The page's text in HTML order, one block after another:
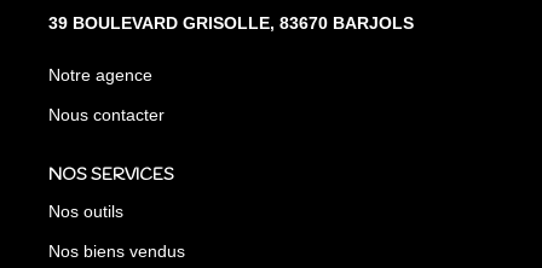
39 BOULEVARD GRISOLLE, 83670 BARJOLS
Notre agence
Nous contacter
NOS SERVICES
Nos outils
Nos biens vendus